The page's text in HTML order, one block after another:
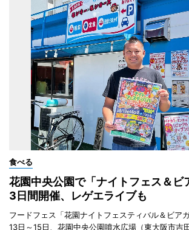
食べる
花園中央公園で「ナイトフェス＆
3日間開催、レゲエライブも
フードフェス「花園ナイトフェスティバル＆ビア
13日～15日、花園中央公園噴水広場（東大阪市吉